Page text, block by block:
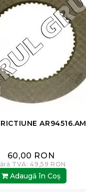
AR94516.AM
60,00 RON
TVA: 49,59 RON
Adaugă în Coş